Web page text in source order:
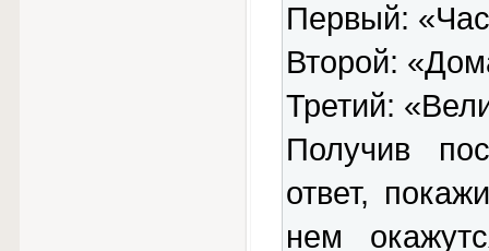
Первый:
Второй:
Третий:
Получив
ответ,
нем